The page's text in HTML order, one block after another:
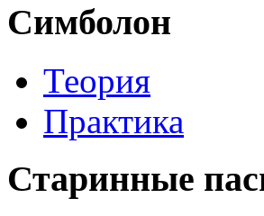
Симболон
Теория
Практика
Старинные